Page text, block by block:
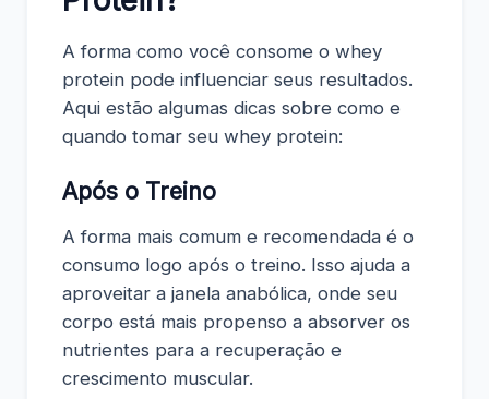
A forma como você consome o whey
protein pode influenciar seus resultados.
Aqui estão algumas dicas sobre como e
quando tomar seu whey protein:
Após o Treino
A forma mais comum e recomendada é o
consumo logo após o treino. Isso ajuda a
aproveitar a janela anabólica, onde seu
corpo está mais propenso a absorver os
nutrientes para a recuperação e
crescimento muscular.